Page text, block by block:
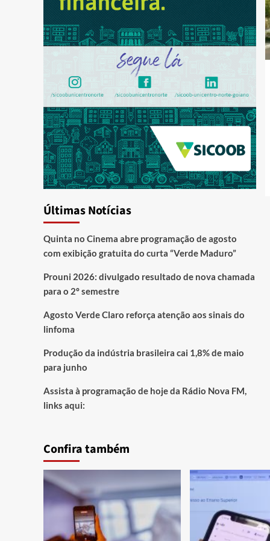
Últimas Notícias
Quinta no Cinema abre programação de agosto
com exibição gratuita do curta “Verde Maduro”
Prouni 2026: divulgado resultado de nova chamada
para o 2º semestre
Agosto Verde Claro reforça atenção aos sinais do
linfoma
Produção da indústria brasileira cai 1,8% de maio
para junho
Assista à programação de hoje da Rádio Nova FM,
links aqui:
Confira também